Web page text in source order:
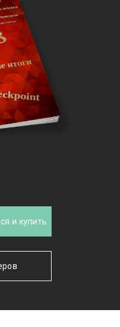
и купить